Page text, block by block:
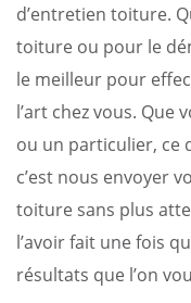
d’entretien toiture.
toiture ou pour le
le meilleur pour
l’art chez vous. Que
ou un particulier, ce
c’est nous envoyer
toiture sans plus
l’avoir fait une fois
résultats que l’on